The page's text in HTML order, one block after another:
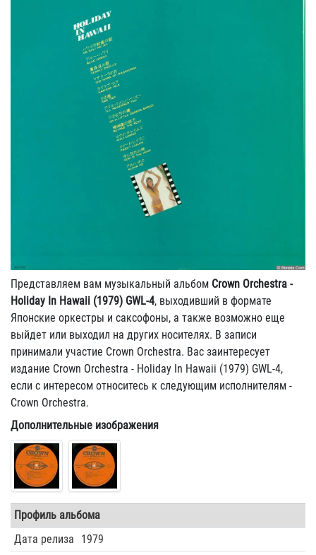
Представляем вам музыкальный альбом Crown Orchestra -
Holiday In Hawaii (1979) GWL-4, выходивший в формате
Японские оркестры и саксофоны, а также возможно еще
выйдет или выходил на других носителях. В записи
принимали участие Crown Orchestra. Вас заинтересует
издание Crown Orchestra - Holiday In Hawaii (1979) GWL-4,
если с интересом относитесь к следующим исполнителям -
Crown Orchestra.
Дополнительные изображения
Профиль альбома
Дата релиза
1979